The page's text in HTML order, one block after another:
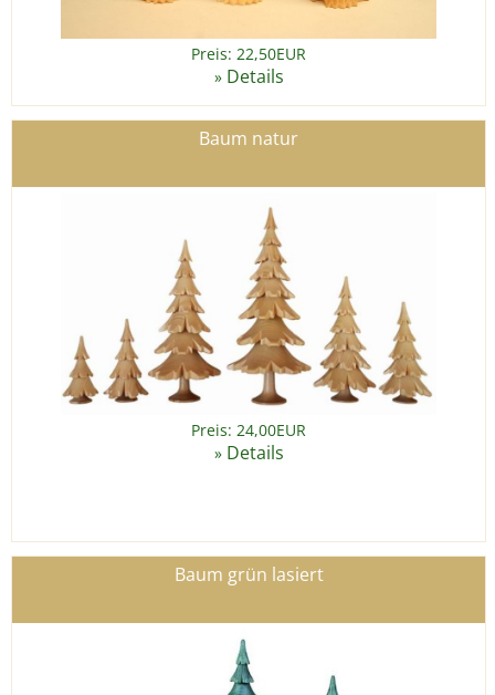
Preis: 22,50EUR
» Details
Baum natur
Preis: 24,00EUR
» Details
Baum grün lasiert